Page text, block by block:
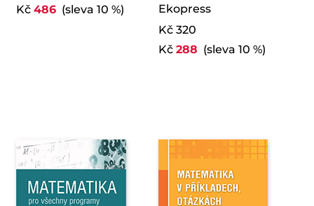
Kč 486(sleva 10 %)
Ekopress
Kč 320
Kč 288 (sleva 10 %)